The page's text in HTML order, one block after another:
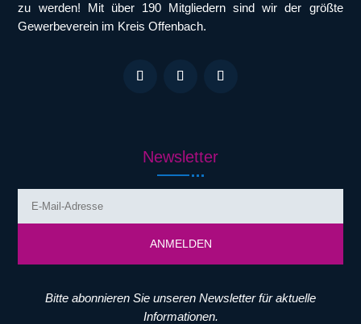
zu werden! Mit über 190 Mitgliedern sind wir der größte
Gewerbeverein im Kreis Offenbach.
Newsletter
ANMELDEN
Bitte abonnieren Sie unseren Newsletter für aktuelle
Informationen.